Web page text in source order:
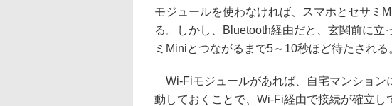
モジュールを使わなければ、スマホとセサミ
る。しかし、Bluetooth経由だと、玄関前に立
ミMiniとつながるまで5～10秒ほど待たされる
Wi-Fiモジュールがあれば、自宅マンション
動しておくことで、Wi-Fi経由で接続が確立